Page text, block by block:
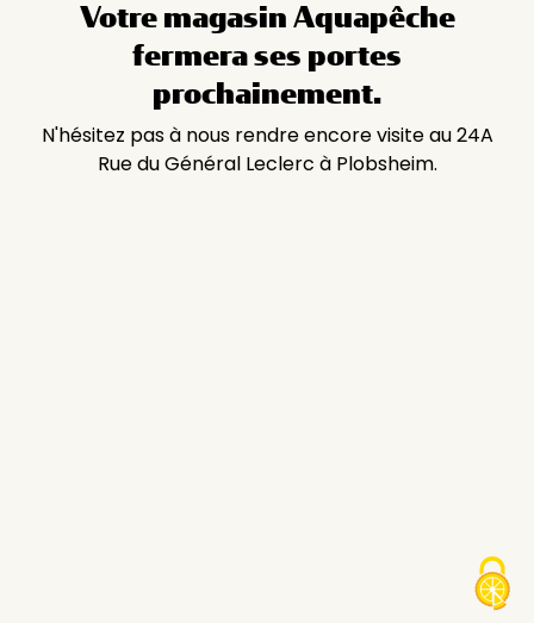
Votre magasin Aquapêche
fermera ses portes
prochainement.
N'hésitez pas à nous rendre encore visite au 24A
Rue du Général Leclerc à Plobsheim.